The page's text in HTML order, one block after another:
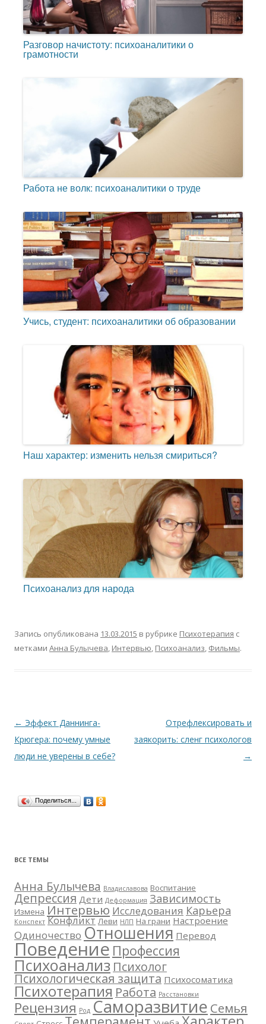
Разговор начистоту: психоаналитики о
грамотности
Работа не волк: психоаналитики о труде
Учись, студент: психоаналитики об образовании
Наш характер: изменить нельзя смириться?
Психоанализ для народа
Запись опубликована 13.03.2015 в рубрике Психотерапия с
метками Анна Булычева, Интервью, Психоанализ, Фильмы.
Навигация
по
записям
← Эффект Даннинга-
Крюгера: почему умные
люди не уверены в себе?
Отрефлексировать и
заякорить: сленг психологов
→
Поделиться...
ВСЕ ТЕМЫ
Анна Булычева Владиславова Воспитание
Депрессия Дети Деформация Зависимость
Измена Интервью Исследования Карьера
Конспект Конфликт Леви НЛП На грани Настроение
Одиночество Отношения Перевод
Поведение Профессия
Психоанализ Психолог
Психологическая защита Психосоматика
Психотерапия Работа Расстановки
Рецензия Род Саморазвитие Семья